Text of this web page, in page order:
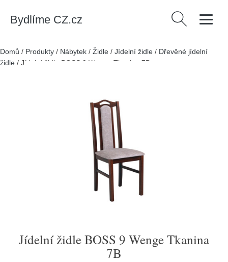
Bydlíme CZ.cz Vyhledávání
Domů / Produkty / Nábytek / Židle / Jídelní židle / Dřevěné jídelní
židle / Jídelní židle BOSS 9 Wenge Tkanina 7B
Jídelní židle BOSS 9 Wenge Tkanina
7B